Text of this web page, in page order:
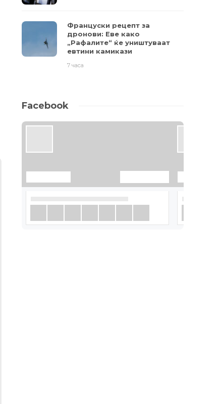
Француски рецепт за
дронови: Еве како
„Рафалите“ ќе уништуваат
евтини камикази
7 часа
Facebook